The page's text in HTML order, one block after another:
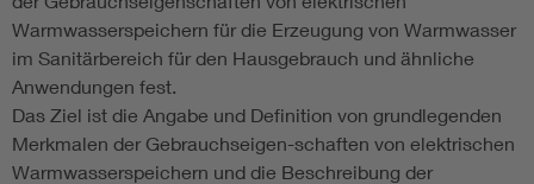
Circular Economy für mehr Ressourceneffizienz
Cybersecurity in der Industrieautomatisierung
DIN VDE 0100 für sichere Elektroinstallationen
Warmwasserspeichern für die Erzeugung von Warmwasser
im Sanitärbereich für den Hausgebrauch und ähnliche
Anwendungen fest.
Das Ziel ist die Angabe und Definition von grundlegenden
Merkmalen der Gebrauchseigen-schaften von elektrischen
Warmwasserspeichern und die Beschreibung der